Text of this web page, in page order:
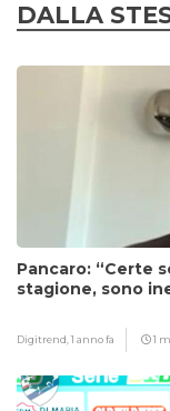
DALLA
Pancaro: “Certe
stagione, sono
Digitrend,1 anno fa 1